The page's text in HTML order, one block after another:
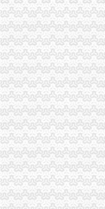
【重庆交通银行】交通
公司做外贸出口的,已
【石景山公司注册会计
渝中区上清寺两路口会
【墅湖高架边上300平
包河区太宁路口注册公
天子窖第三家白酒储存
大坪代账公司
【工商网上报税系统】
【重庆渝北区会计代理
大坪一半微企在做手机
重庆办理营业执照代
重庆帅博工商_代办分
渝贤财务_汇博人才网